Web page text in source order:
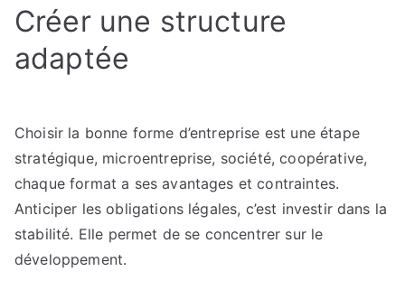
Créer une structure
adaptée
Choisir la bonne forme d’entreprise est une étape
stratégique, microentreprise, société, coopérative,
chaque format a ses avantages et contraintes.
Anticiper les obligations légales, c’est investir dans la
stabilité. Elle permet de se concentrer sur le
développement.